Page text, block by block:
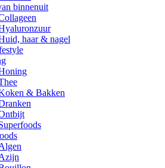
binnenuit
haar & nagel
& Bakken